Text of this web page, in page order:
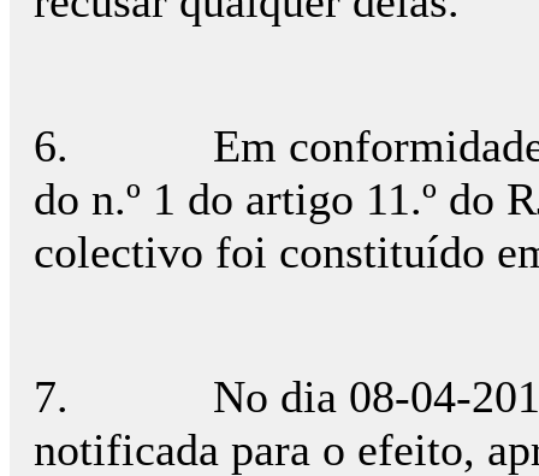
6.
Em
do n.º 1 do artigo 11.º do
colectivo foi constituído
7.
No dia 08-04-
notificada para o efeito,